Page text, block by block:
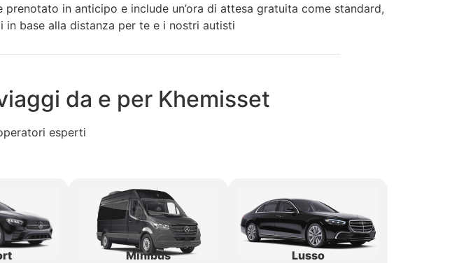
in anticipo e include un’ora di attesa gratuita come standard,
base alla distanza per te e i nostri autisti
da e per Khemisset
esperti
Minibus Lusso